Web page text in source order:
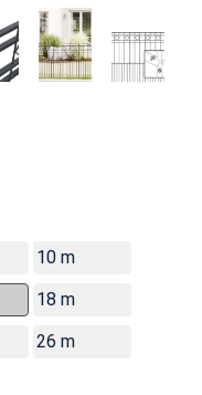
10 m
18 m
26 m